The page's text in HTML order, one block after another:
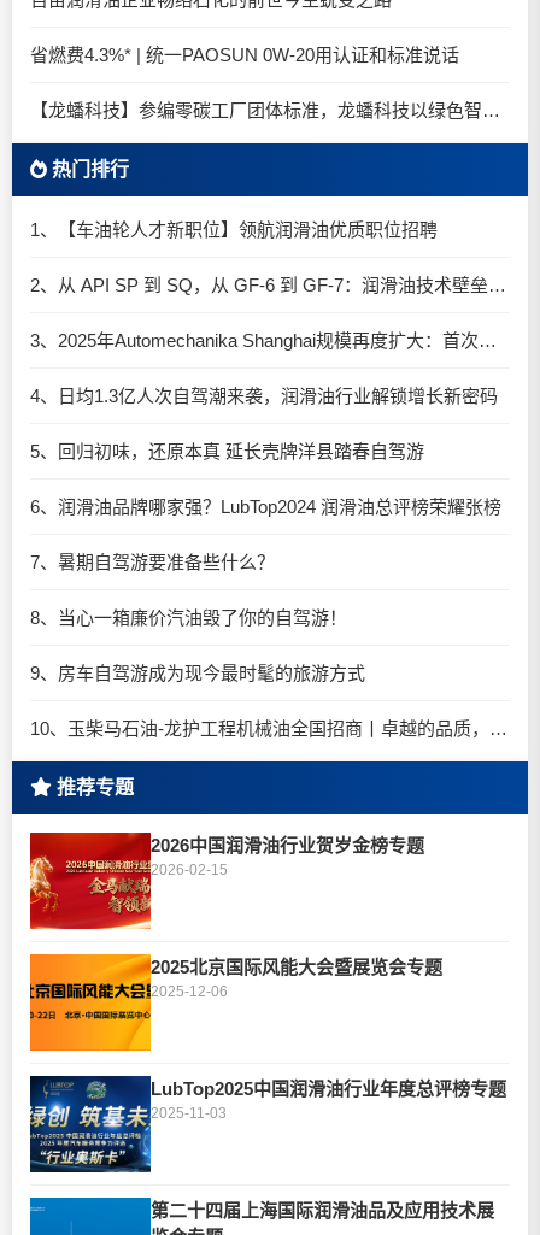
省燃费4.3%* | 统一PAOSUN 0W-20用认证和标准说话
【龙蟠科技】参编零碳工厂团体标准，龙蟠科技以绿色智造锚定零碳未来
热门排行
1、【车油轮人才新职位】领航润滑油优质职位招聘
2、从 API SP 到 SQ，从 GF-6 到 GF-7：润滑油技术壁垒再升高，你准备好了吗？
3、2025年Automechanika Shanghai规模再度扩大：首次启用国家会展中心（上海）全部15个展馆
4、日均1.3亿人次自驾潮来袭，润滑油行业解锁增长新密码​
5、回归初味，还原本真 延长壳牌洋县踏春自驾游
6、润滑油品牌哪家强？LubTop2024 润滑油总评榜荣耀张榜
7、暑期自驾游要准备些什么？
8、当心一箱廉价汽油毁了你的自驾游！
9、房车自驾游成为现今最时髦的旅游方式
10、玉柴马石油-龙护工程机械油全国招商丨卓越的品质，专业的品牌！
推荐专题
2026中国润滑油行业贺岁金榜专题
2026-02-15
2025北京国际风能大会暨展览会专题
2025-12-06
LubTop2025中国润滑油行业年度总评榜专题
2025-11-03
第二十四届上海国际润滑油品及应用技术展